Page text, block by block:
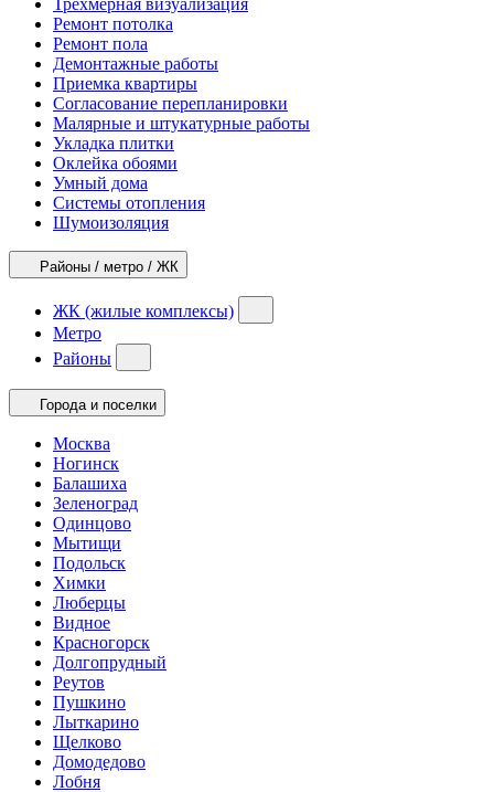
Трехмерная визуализация
Ремонт потолка
Ремонт пола
Демонтажные работы
Приемка квартиры
Согласование перепланировки
Малярные и штукатурные работы
Укладка плитки
Оклейка обоями
Умный дома
Системы отопления
Шумоизоляция
Районы / метро / ЖК
ЖК (жилые комплексы)
Метро
Районы
Города и поселки
Москва
Ногинск
Балашиха
Зеленоград
Одинцово
Мытищи
Подольск
Химки
Люберцы
Видное
Красногорск
Долгопрудный
Реутов
Пушкино
Лыткарино
Щелково
Домодедово
Лобня